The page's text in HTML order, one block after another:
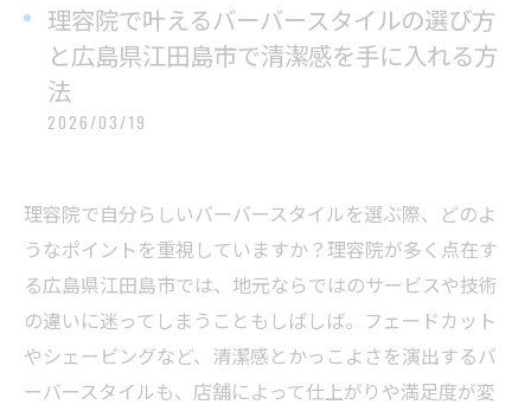
理容院で叶えるバーバースタイルの選び方
と広島県江田島市で清潔感を手に入れる方
法
2026/03/19
理容院で自分らしいバーバースタイルを選ぶ際、どのよ
うなポイントを重視していますか？理容院が多く点在す
る広島県江田島市では、地元ならではのサービスや技術
の違いに迷ってしまうこともしばしば。フェードカット
やシェービングなど、清潔感とかっこよさを演出するバ
ーバースタイルも、店舗によって仕上がりや満足度が変